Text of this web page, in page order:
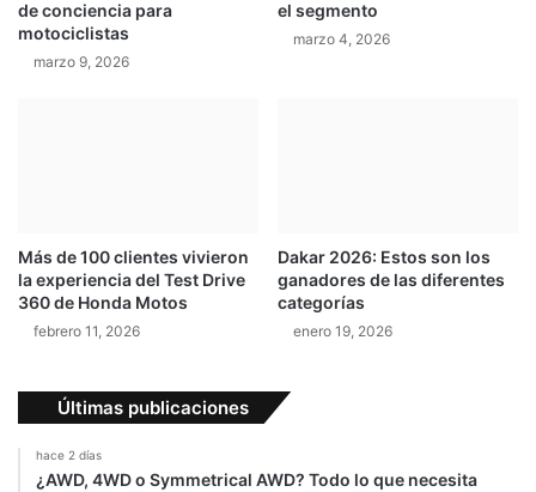
p
r
a
n
n
a
n
d
l
g
de conciencia para
motociclistas
marzo 9, 2026
el segmento
marzo 4, 2026
Más de 100 clientes vivieron
la experiencia del Test Drive
360 de Honda Motos
febrero 11, 2026
Dakar 2026: Estos son los
ganadores de las diferentes
categorías
enero 19, 2026
Últimas publicaciones
hace 2 días
¿AWD, 4WD o Symmetrical AWD? Todo lo que necesita